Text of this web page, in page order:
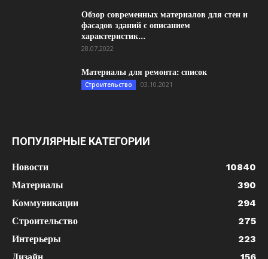
Обзор современных материалов для стен и
фасадов зданий с описанием
характеристик...
28.07.2022
Материалы для ремонта: список
Строительство 03.10.2021
ПОПУЛЯРНЫЕ КАТЕГОРИИ
Новости
10840
Материалы
390
Коммуникации
294
Строительство
275
Интерьеры
223